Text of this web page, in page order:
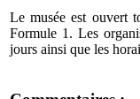
Le musée est ouvert
Formule 1. Les
jours ainsi que les